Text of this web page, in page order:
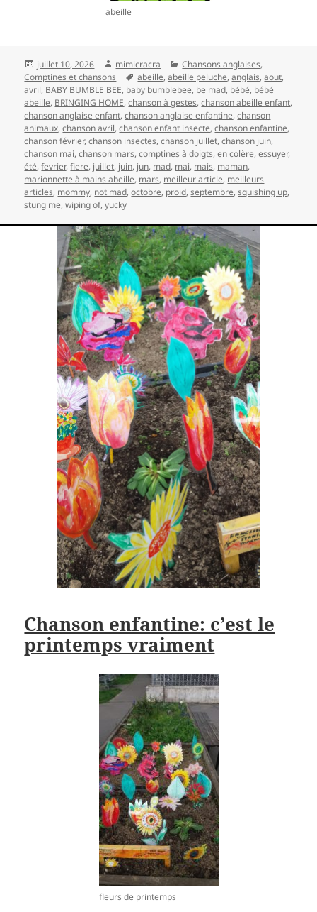
abeille
Publié
le
juillet 10, 2026 Auteur
mimicracra Catégories
Chansons anglaises,
Comptines et chansons
Mots-
clés
abeille,abeille peluche,anglais,aout,
avril, BABY BUMBLE BEE, baby bumblebee, be mad, bébé, bébé
abeille, BRINGING HOME,chanson à gestes,chanson abeille enfant,
chanson anglaise enfant,chanson anglaise enfantine,chanson
animaux,chanson avril,chanson enfant insecte,chanson enfantine,
chanson février,chanson insectes,chanson juillet,chanson juin,
chanson mai,chanson mars,comptines à doigts,en colère,essuyer,
été,fevrier,fiere, juillet, juin, jun, mad, mai, mais, maman,
marionnette à mains abeille, mars, meilleur article, meilleurs
articles, mommy, not mad,octobre, proid,septembre,squishing up,
stung me,wiping of,yucky
Chanson enfantine: c’est le
printemps vraiment
fleurs de printemps